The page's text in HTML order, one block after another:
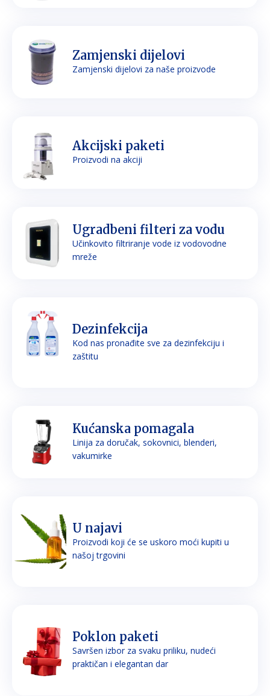
Zamjenski dijelovi
Zamjenski dijelovi za naše proizvode
Akcijski paketi
Proizvodi na akciji
Ugradbeni filteri za vodu
Učinkovito filtriranje vode iz vodovodne
mreže
Dezinfekcija
Kod nas pronađite sve za dezinfekciju i
zaštitu
Kućanska pomagala
Linija za doručak, sokovnici, blenderi,
vakumirke
U najavi
Proizvodi koji će se uskoro moći kupiti u
našoj trgovini
Poklon paketi
Savršen izbor za svaku priliku, nudeći
praktičan i elegantan dar